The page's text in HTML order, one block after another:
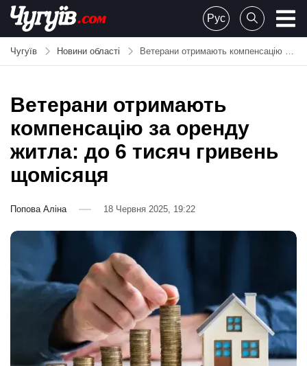
Skip
content
Chuguiv
Рус
Чугуїв Новини області Ветерани отримають компенсацію за оренду житла: до 6 тисяч гривень щомісяця
Ветерани отримають
компенсацію за оренду
житла: до 6 тисяч гривень
щомісяця
Попова Аліна 18 Червня 2025, 19:22